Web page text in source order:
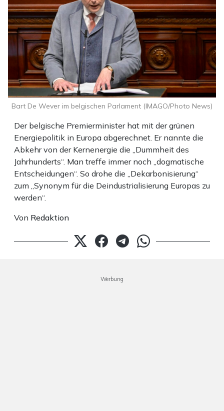
Der belgische Premierminister hat mit der grünen
Energiepolitik in Europa abgerechnet. Er nannte die
Abkehr von der Kernenergie die „Dummheit des
Jahrhunderts“. Man treffe immer noch „dogmatische
Entscheidungen“. So drohe die „Dekarbonisierung“
zum „Synonym für die Deindustrialisierung Europas zu
werden“.
Von Redaktion
Bart De Wever im belgischen Parlament (IMAGO/Photo News)
Werbung